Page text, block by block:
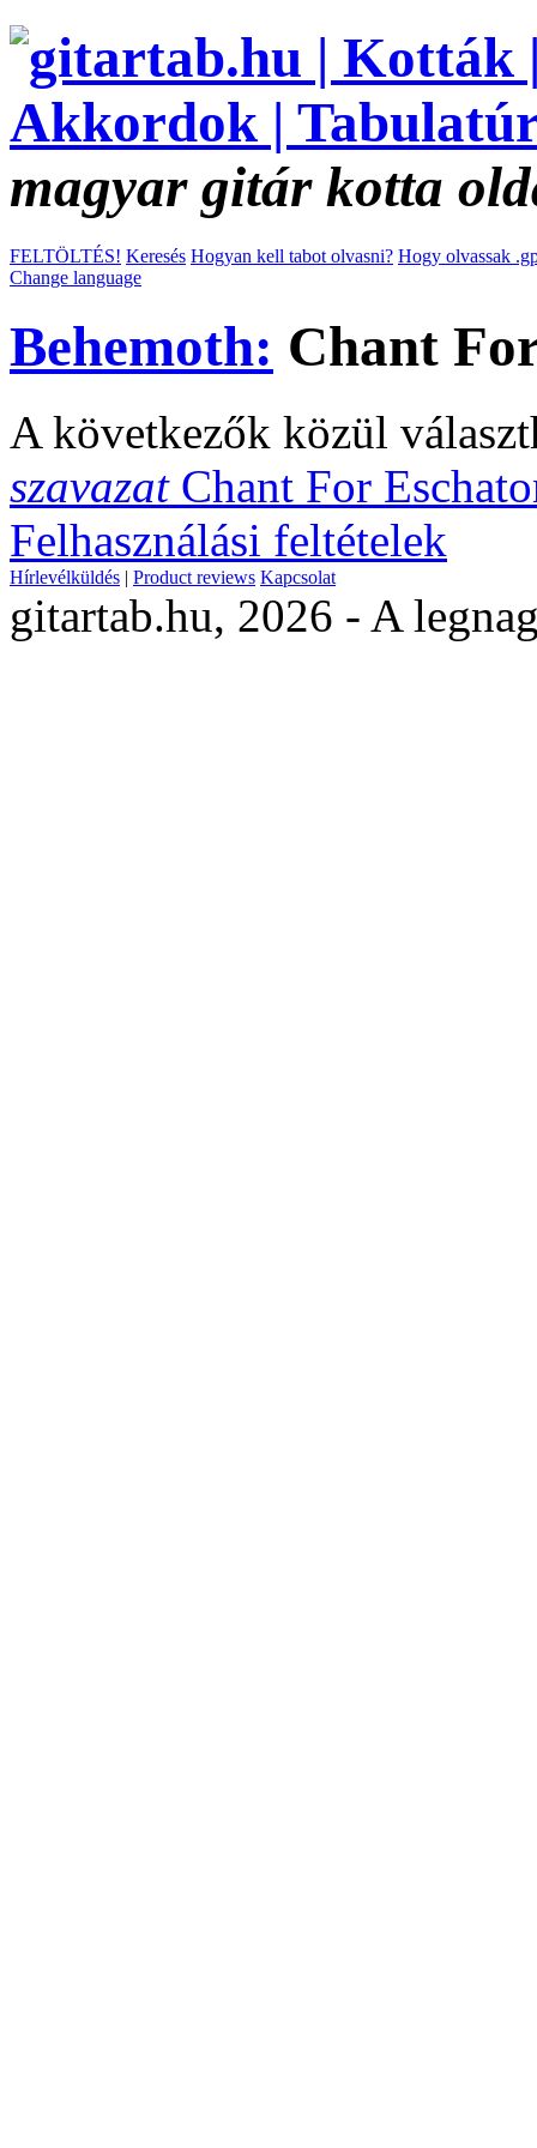
magyar gitár kotta
FELTÖLTÉS! Keresés Hogyan kell tabot olvasni? Hogy olvassak
Change language
Behemoth: Chant
A következők közül
szavazat Chant For
Felhasználási feltételek
Hírlevélküldés | Product reviews Kapcsolat
gitartab.hu, 2026 - A